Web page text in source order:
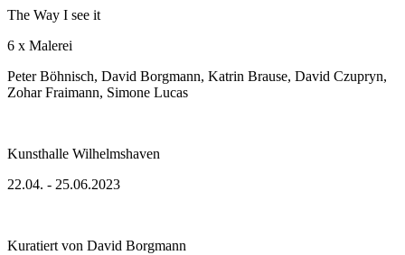
The Way I see it
6 x Malerei
Peter Böhnisch, David Borgmann, Katrin Brause, David Czupryn,
Zohar Fraimann, Simone Lucas
Kunsthalle Wilhelmshaven
22.04. - 25.06.2023
Kuratiert von David Borgmann